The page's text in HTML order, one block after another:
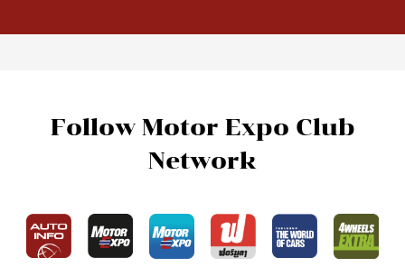
Follow Motor Expo Club
Network